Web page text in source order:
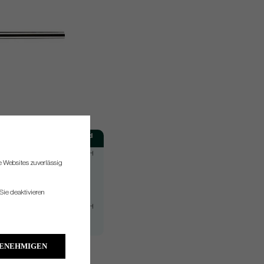
Hand
RH/LH
46°
RH/LH
Websites zuverlässig
deaktivieren